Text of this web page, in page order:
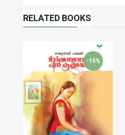
RELATED BOOKS
-15%